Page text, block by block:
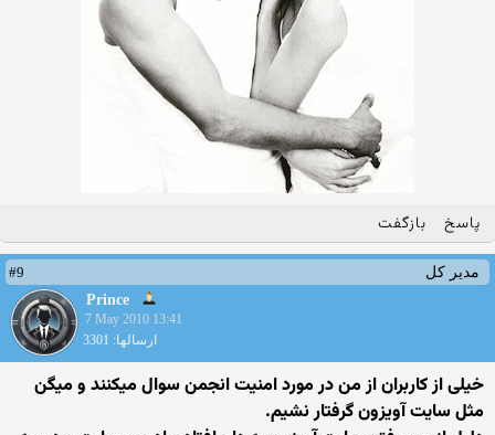
پاسخ بازگفت
مدیر کل
#9
Prince
7 May 2010 13:41
ارسالها: 3301
خیلی از کاربران از من در مورد امنیت انجمن سوال میکنند و میگن
مثل سایت آویزون گرفتار نشیم.